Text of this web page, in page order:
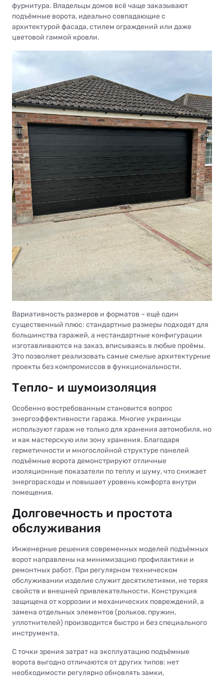
фурнитура. Владельцы домов всё чаще заказывают
подъёмные ворота, идеально совпадающие с
архитектурой фасада, стилем ограждений или даже
цветовой гаммой кровли.
Вариативность размеров и форматов – ещё один
существенный плюс: стандартные размеры подходят для
большинства гаражей, а нестандартные конфигурации
изготавливаются на заказ, вписываясь в любые проёмы.
Это позволяет реализовать самые смелые архитектурные
проекты без компромиссов в функциональности.
Тепло- и шумоизоляция
Особенно востребованным становится вопрос
энергоэффективности гаража. Многие украинцы
используют гараж не только для хранения автомобиля, но
и как мастерскую или зону хранения. Благодаря
герметичности и многослойной структуре панелей
подъёмные ворота демонстрируют отличные
изоляционные показатели по теплу и шуму, что снижает
энергорасходы и повышает уровень комфорта внутри
помещения.
Долговечность и простота
обслуживания
Инженерные решения современных моделей подъёмных
ворот направлены на минимизацию профилактики и
ремонтных работ. При регулярном техническом
обслуживании изделие служит десятилетиями, не теряя
свойств и внешней привлекательности. Конструкция
защищена от коррозии и механических повреждений, а
замена отдельных элементов (рольков, пружин,
уплотнителей) производится быстро и без специального
инструмента.
С точки зрения затрат на эксплуатацию подъёмные
ворота выгодно отличаются от других типов: нет
необходимости регулярно обновлять замки,